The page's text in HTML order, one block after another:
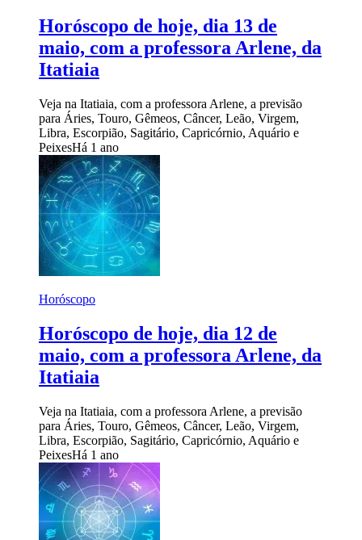
Horóscopo de hoje, dia 13 de
maio, com a professora Arlene, da
Itatiaia
Veja na Itatiaia, com a professora Arlene, a previsão
para Áries, Touro, Gêmeos, Câncer, Leão, Virgem,
Libra, Escorpião, Sagitário, Capricórnio, Aquário e
PeixesHá 1 ano
Horóscopo
Horóscopo de hoje, dia 12 de
maio, com a professora Arlene, da
Itatiaia
Veja na Itatiaia, com a professora Arlene, a previsão
para Áries, Touro, Gêmeos, Câncer, Leão, Virgem,
Libra, Escorpião, Sagitário, Capricórnio, Aquário e
PeixesHá 1 ano